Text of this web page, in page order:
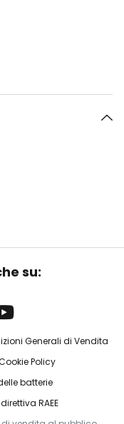
su:
Generali di Vendita
Policy
batterie
RAEE